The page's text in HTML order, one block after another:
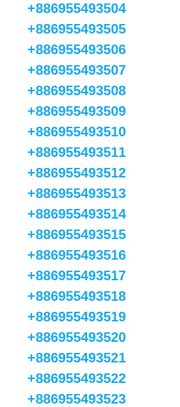
+886955493504
+886955493505
+886955493506
+886955493507
+886955493508
+886955493509
+886955493510
+886955493511
+886955493512
+886955493513
+886955493514
+886955493515
+886955493516
+886955493517
+886955493518
+886955493519
+886955493520
+886955493521
+886955493522
+886955493523